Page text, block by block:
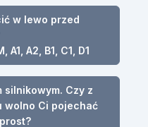
w lewo przed
A1, A2, B1, C1, D1
silnikowym. Czy z
wolno Ci pojechać